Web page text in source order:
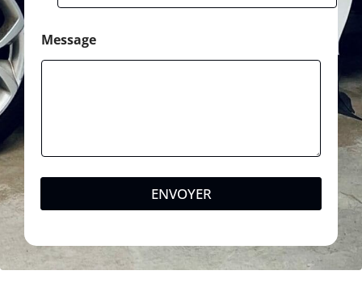
Message
ENVOYER